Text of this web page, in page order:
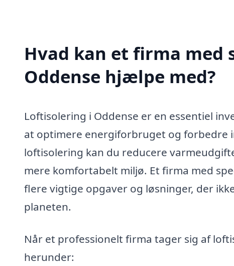
Hvad kan et firma med
Oddense hjælpe med?
Loftisolering i Oddense er en essentiel
at optimere energiforbruget og forbedre
loftisolering kan du reducere
mere komfortabelt miljø. Et firma med
flere vigtige opgaver og løsninger, der
planeten.
Når et professionelt firma tager sig af
herunder: